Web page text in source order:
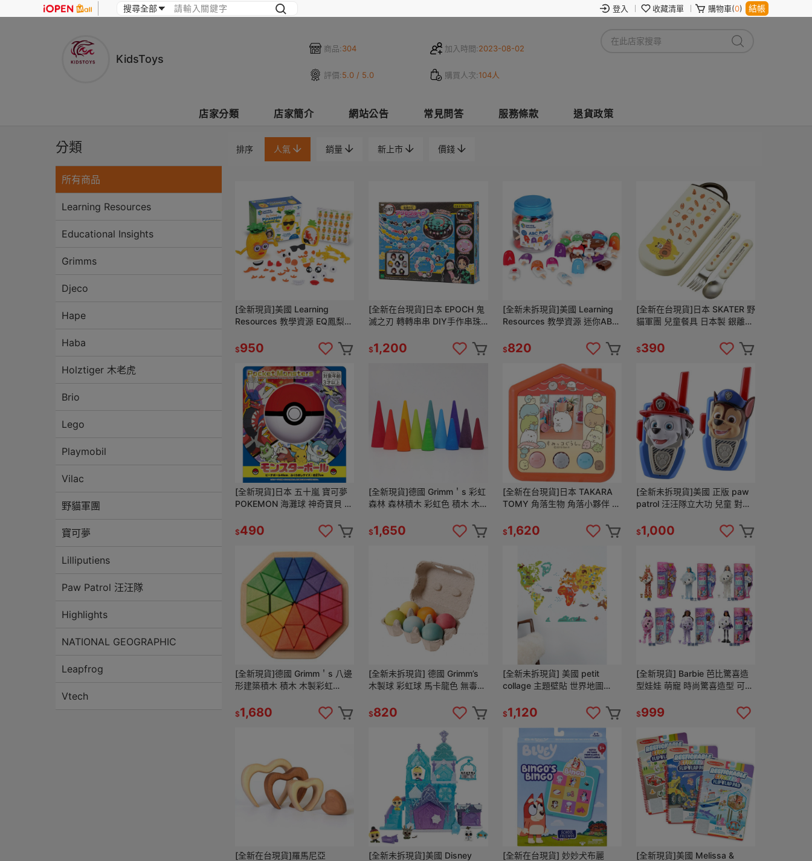
登入 收藏清單 購物車(0) 結帳
商品:304 加入時間:2023-08-02
評價:5.0 / 5.0 購買人次:104人
KidsToys
店家分類 店家簡介 網站公告 常見問答 服務條款 退貨政策
分類
所有商品
Learning Resources
Educational Insights
Grimms
Djeco
Hape
Haba
Holztiger 木老虎
Brio
Lego
Playmobil
Vilac
野貓軍團
寶可夢
Lilliputiens
Paw Patrol 汪汪隊
Highlights
NATIONAL GEOGRAPHIC
Leapfrog
Vtech
排序 人氣 銷量 新上市 價錢
[全新現貨]美國 Learning
Resources 教學資源 EQ鳳梨好
表情 鳳梨
$950
[全新在台現貨]日本 EPOCH 鬼
滅之刃 轉轉串串 DIY手作串珠
$1,200
[全新未拆現貨]美國 Learning
Resources 教學資源 迷你ABC
$820
[全新在台現貨]日本 SKATER 野
貓軍團 兒童餐具 日本製 銀離子
子 兒童 外出餐具
$390
[全新現貨]日本 五十嵐 寶可夢
POKEMON 海灘球 神奇寶貝 怪
$490
[全新現貨]德國 Grimm＇s 彩虹
森林 森林積木 彩虹色 積木 木
grimms
$1,650
[全新在台現貨]日本 TAKARA
TOMY 角落生物 角落小夥伴 房
電子機
$1,620
[全新未拆現貨]美國 正版 paw
patrol 汪汪隊立大功 兒童 對講
$1,000
[全新現貨]德國 Grimm＇s 八邊
形建築積木 積木 木製彩虹
製
$1,680
[全新未拆現貨] 德國 Grimm’s
木製球 彩虹球 馬卡龍色 無毒玩
$820
[全新未拆現貨] 美國 petit
collage 主題壁貼 世界地圖
$1,120
[全新現貨] Barbie 芭比驚喜造
型娃娃 萌寵 時尚驚喜造型 可愛
北極熊 樹懶
$999
[全新在台現貨]羅馬尼亞
[全新未拆現貨]美國 Disney
[全新在台現貨] 妙妙犬布麗
[全新現貨]美國 Melissa &